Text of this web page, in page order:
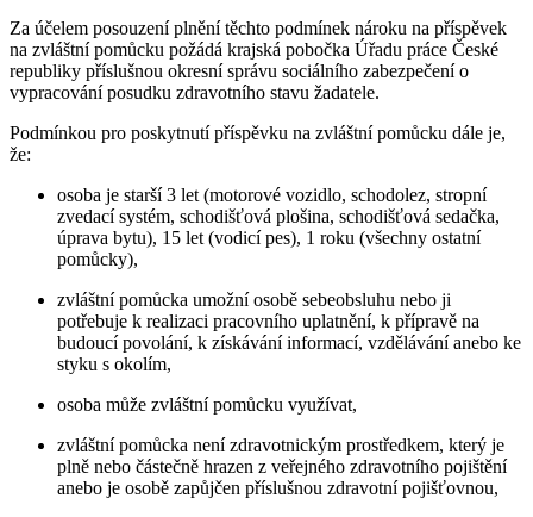
Za účelem posouzení plnění těchto podmínek nároku na příspěvek
na zvláštní pomůcku požádá krajská pobočka Úřadu práce České
republiky příslušnou okresní správu sociálního zabezpečení o
vypracování posudku zdravotního stavu žadatele.
Podmínkou pro poskytnutí příspěvku na zvláštní pomůcku dále je,
že:
osoba je starší 3 let (motorové vozidlo, schodolez, stropní
zvedací systém, schodišťová plošina, schodišťová sedačka,
úprava bytu), 15 let (vodicí pes), 1 roku (všechny ostatní
pomůcky),
zvláštní pomůcka umožní osobě sebeobsluhu nebo ji
potřebuje k realizaci pracovního uplatnění, k přípravě na
budoucí povolání, k získávání informací, vzdělávání anebo ke
styku s okolím,
osoba může zvláštní pomůcku využívat,
zvláštní pomůcka není zdravotnickým prostředkem, který je
plně nebo částečně hrazen z veřejného zdravotního pojištění
anebo je osobě zapůjčen příslušnou zdravotní pojišťovnou,